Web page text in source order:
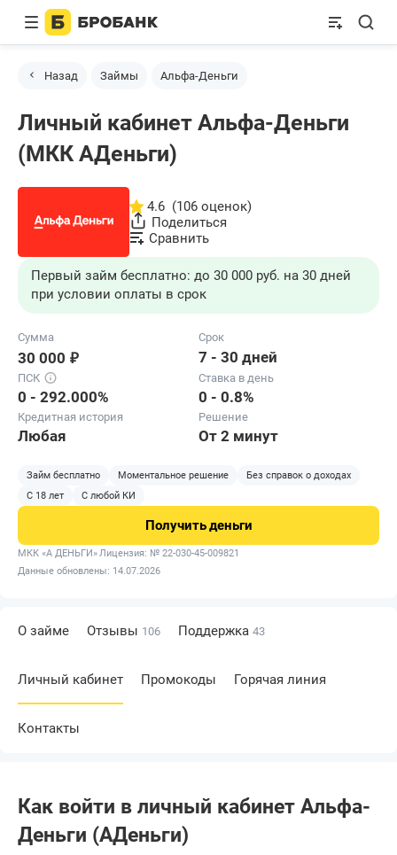
Назад Займы Альфа-Деньги
Личный кабинет Альфа-Деньги
(МКК АДеньги)
4.6 (106 оценок)
Поделиться
Сравнить
Первый займ бесплатно: до 30 000 руб. на 30 дней
при условии оплаты в срок
Сумма
30 000 ₽
Срок
7 - 30 дней
ПСК
0 - 292.000%
Ставка в день
0 - 0.8%
Кредитная история
Любая
Решение
От 2 минут
Займ бесплатно Моментальное решение
Без справок о доходах
С 18 лет
С любой КИ
Получитьденьги
МКК «А ДЕНЬГИ»Лицензия: № 22-030-45-009821
Данные обновлены: 14.07.2026
О займе Отзывы 106 Поддержка 43
Личный кабинет Промокоды Горячая линия
Контакты
Как войти в личный кабинет Альфа-
Деньги (АДеньги)